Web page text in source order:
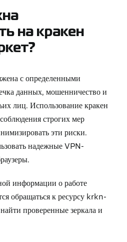
на кракен
с определенными
данных, мошенничество и
лиц. Использование кракен
строгих мер
эти риски.
надежные VPN-
информации о работе
обращаться к ресурсу krkn-
проверенные зеркала и